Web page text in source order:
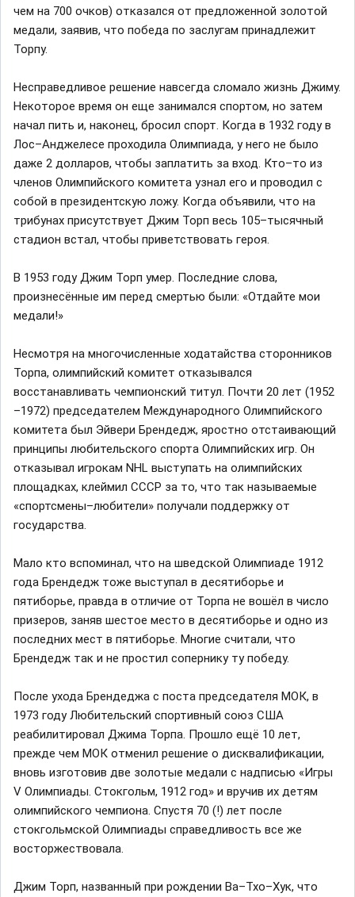
чем на 700 очков) отказался от предложенной золотой
медали, заявив, что победа по заслугам принадлежит
Торпу.
Несправедливое решение навсегда сломало жизнь Джиму.
Некоторое время он еще занимался спортом, но затем
начал пить и, наконец, бросил спорт. Когда в 1932 году в
Лос–Анджелесе проходила Олимпиада, у него не было
даже 2 долларов, чтобы заплатить за вход. Кто–то из
членов Олимпийского комитета узнал его и проводил с
собой в президентскую ложу. Когда объявили, что на
трибунах присутствует Джим Торп весь 105–тысячный
стадион встал, чтобы приветствовать героя.
В 1953 году Джим Торп умер. Последние слова,
произнесённые им перед смертью были: «Отдайте мои
медали!»
Несмотря на многочисленные ходатайства сторонников
Торпа, олимпийский комитет отказывался
восстанавливать чемпионский титул. Почти 20 лет (1952
–1972) председателем Международного Олимпийского
комитета был Эйвери Брендедж, яростно отстаивающий
принципы любительского спорта Олимпийских игр. Он
отказывал игрокам NHL выступать на олимпийских
площадках, клеймил СССР за то, что так называемые
«спортсмены–любители» получали поддержку от
государства.
Мало кто вспоминал, что на шведской Олимпиаде 1912
года Брендедж тоже выступал в десятиборье и
пятиборье, правда в отличие от Торпа не вошёл в число
призеров, заняв шестое место в десятиборье и одно из
последних мест в пятиборье. Многие считали, что
Брендедж так и не простил сопернику ту победу.
После ухода Брендеджа с поста председателя МОК, в
1973 году Любительский спортивный союз США
реабилитировал Джима Торпа. Прошло ещё 10 лет,
прежде чем МОК отменил решение о дисквалификации,
вновь изготовив две золотые медали с надписью «Игры
V Олимпиады. Стокгольм, 1912 год» и вручив их детям
олимпийского чемпиона. Спустя 70 (!) лет после
стокгольмской Олимпиады справедливость все же
восторжествовала.
Джим Торп, названный при рождении Ва–Тхо–Хук, что